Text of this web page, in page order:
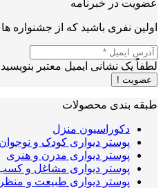
عضویت در خبرنامه
اولین نفری باشید که از
لطفاً یک نشانی ایمیل معتبر
عضویت !
طبقه بندی محصولات
دکوراسیون منزل
پوستر دیواری کودک و نوجوان
پوستر دیواری مدرن و هنری
پوستر دیواری مشاغل و کسب
پوستر دیواری طبیعت و